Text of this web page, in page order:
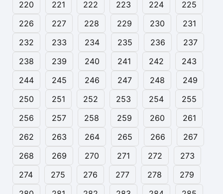
220
221 222 223 224
225
226
227 228 229 230
231
232
233 234 235 236
237
238
239 240 241 242
243
244
245 246 247 248
249
250
251 252 253 254
255
256
257 258 259 260
261
262
263 264 265 266
267
268
269 270 271 272
273
274
275 276 277 278
279